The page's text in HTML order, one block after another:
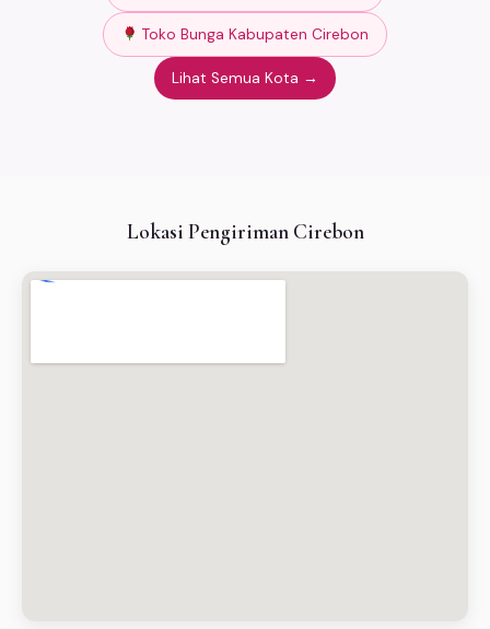
Toko Bunga Kabupaten Cirebon
Lihat Semua Kota →
Lokasi Pengiriman Cirebon